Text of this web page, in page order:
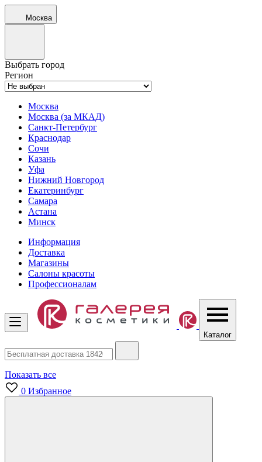
Москва
Выбрать город
Регион
Москва
Москва (за МКАД)
Санкт-Петербург
Краснодар
Сочи
Казань
Уфа
Нижний Новгород
Екатеринбург
Самара
Астана
Минск
Информация
Доставка
Магазины
Салоны красоты
Профессионалам
Каталог
Показать все
0 Избранное